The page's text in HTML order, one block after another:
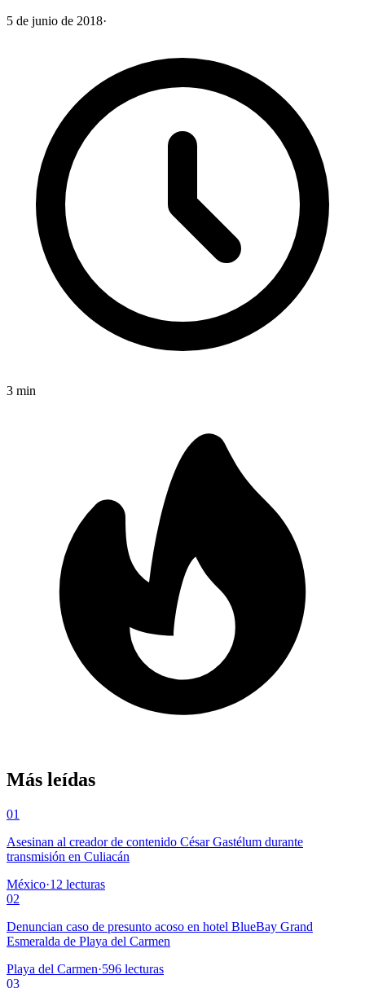
5 de junio de 2018·
3 min
Más leídas
01
Asesinan al creador de contenido César Gastélum durante
transmisión en Culiacán
México·12 lecturas
02
Denuncian caso de presunto acoso en hotel BlueBay Grand
Esmeralda de Playa del Carmen
Playa del Carmen·596 lecturas
03